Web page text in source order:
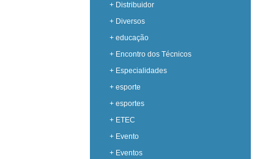
+ Distribuidor
+ Diversos
+ educação
+ Encontro dos Técnicos
+ Especialidades
+ esporte
+ esportes
+ ETEC
+ Evento
+ Eventos